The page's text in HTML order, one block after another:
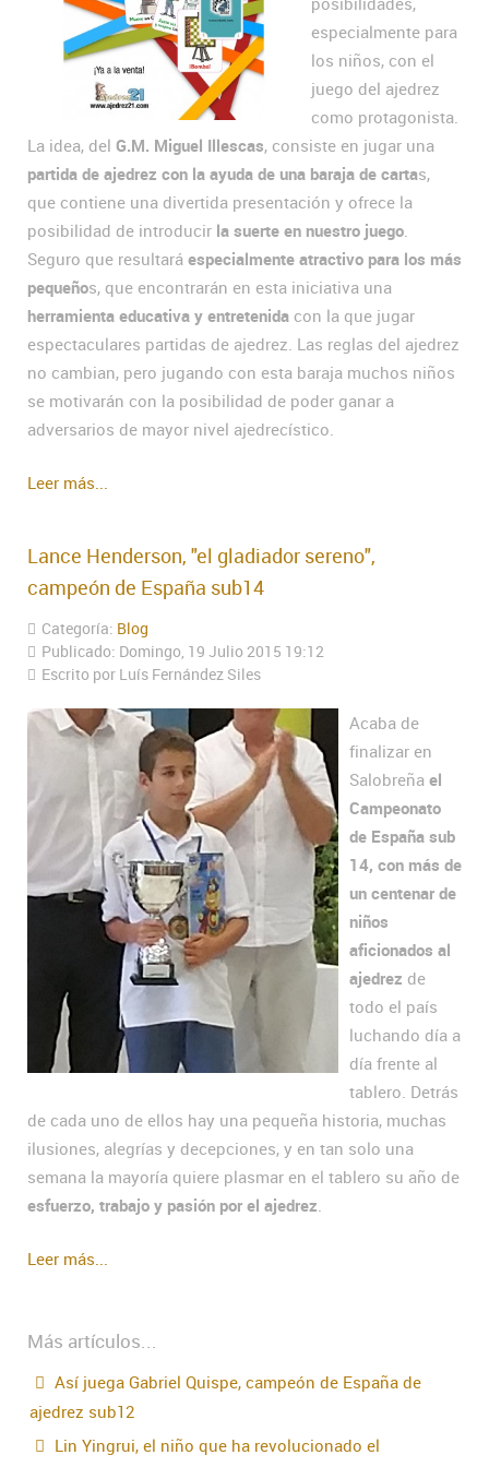
especialmente para
los niños, con el
juego del ajedrez
como protagonista.
La idea, del G.M. Miguel Illescas, consiste en jugar una
partida de ajedrez con la ayuda de una baraja de cartas,
que contiene una divertida presentación y ofrece la
posibilidad de introducir la suerte en nuestro juego.
Seguro que resultará especialmente atractivo para los más
pequeños, que encontrarán en esta iniciativa una
herramienta educativa y entretenida con la que jugar
espectaculares partidas de ajedrez. Las reglas del ajedrez
no cambian, pero jugando con esta baraja muchos niños
se motivarán con la posibilidad de poder ganar a
adversarios de mayor nivel ajedrecístico.
Leer más...
Lance Henderson, "el gladiador sereno",
campeón de España sub14
Categoría: Blog
Publicado: Domingo, 19 Julio 2015 19:12
Escrito por Luís Fernández Siles
Acaba de
finalizar en
Salobreña el
Campeonato
de España sub
14, con más de
un centenar de
niños
aficionados al
ajedrez de
todo el país
luchando día a
día frente al
tablero. Detrás
de cada uno de ellos hay una pequeña historia, muchas
ilusiones, alegrías y decepciones, y en tan solo una
semana la mayoría quiere plasmar en el tablero su año de
esfuerzo, trabajo y pasión por el ajedrez.
Leer más...
Más artículos...
Así juega Gabriel Quispe, campeón de España de
ajedrez sub12
Lin Yingrui, el niño que ha revolucionado el